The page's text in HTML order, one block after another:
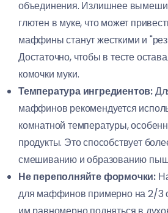
объединения. Излишнее
глютен в муке, что может
маффины станут жесткими и
Достаточно, чтобы в тесте
комочки муки.
Температура ингредиентов:
маффинов рекомендуется
комнатной температуры,
продукты. Это способствует
смешиванию и образованию
Не переполняйте формочки:
для маффинов примерно на 2/3